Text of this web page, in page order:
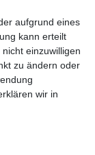
aufgrund eines
kann erteilt
einzuwilligen
zu ändern oder
wir in